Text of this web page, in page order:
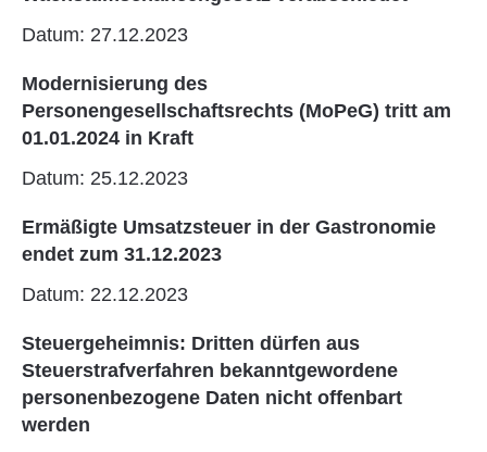
Datum: 27.12.2023
Modernisierung des
Personengesellschaftsrechts (MoPeG) tritt am
01.01.2024 in Kraft
Datum: 25.12.2023
Ermäßigte Umsatzsteuer in der Gastronomie
endet zum 31.12.2023
Datum: 22.12.2023
Steuergeheimnis: Dritten dürfen aus
Steuerstrafverfahren bekanntgewordene
personenbezogene Daten nicht offenbart
werden